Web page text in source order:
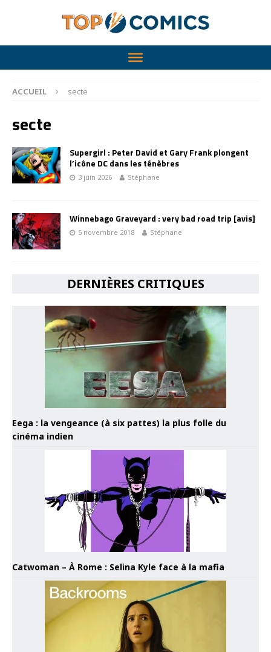
ACCUEIL secte
secte
Supergirl : Peter David et Gary Frank plongent
l’icône DC dans les ténèbres
3 juin 2026 Stéphane
Winnebago Graveyard : very bad road trip [avis]
5 novembre 2018 Stéphane
DERNIÈRES CRITIQUES
Eega : la vengeance (à six pattes) la plus folle du
cinéma indien
Catwoman – À Rome : Selina Kyle face à la mafia